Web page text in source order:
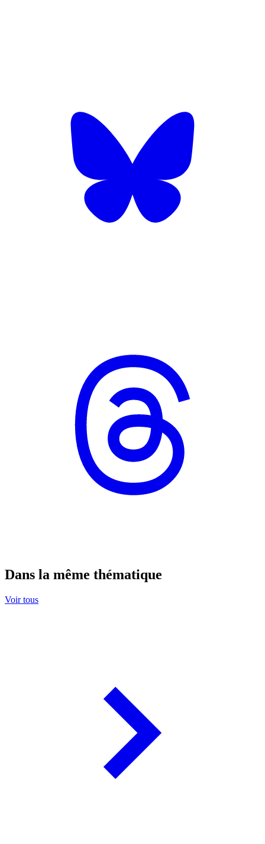
Dans la même thématique
Voir tous